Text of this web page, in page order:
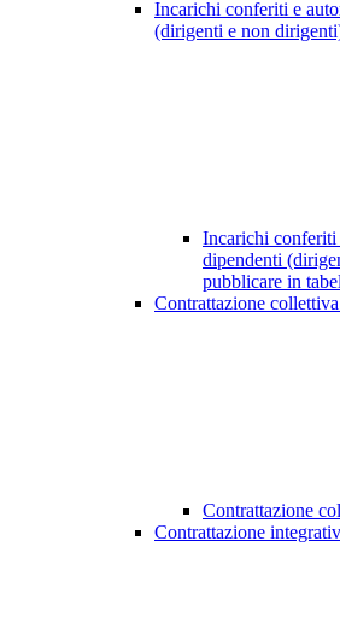
Incarichi conferiti e
(dirigenti e non
Incarichi conferiti
dipendenti
pubblicare in
Contrattazione collettiva
Contrattazione
Contrattazione